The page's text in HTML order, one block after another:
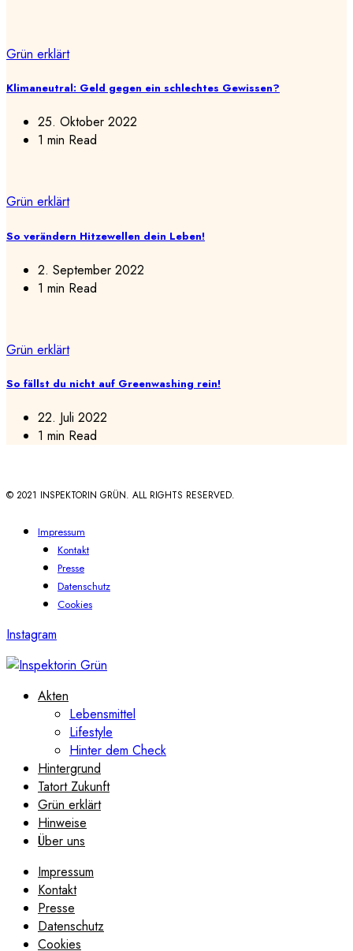
Grün erklärt
Klimaneutral: Geld gegen ein schlechtes Gewissen?
25. Oktober 2022
1 min Read
Grün erklärt
So verändern Hitzewellen dein Leben!
2. September 2022
1 min Read
Grün erklärt
So fällst du nicht auf Greenwashing rein!
22. Juli 2022
1 min Read
© 2021 INSPEKTORIN GRÜN. ALL RIGHTS RESERVED.
Impressum
Kontakt
Presse
Datenschutz
Cookies
Instagram
Akten
Lebensmittel
Lifestyle
Hinter dem Check
Hintergrund
Tatort Zukunft
Grün erklärt
Hinweise
Über uns
Impressum
Kontakt
Presse
Datenschutz
Cookies